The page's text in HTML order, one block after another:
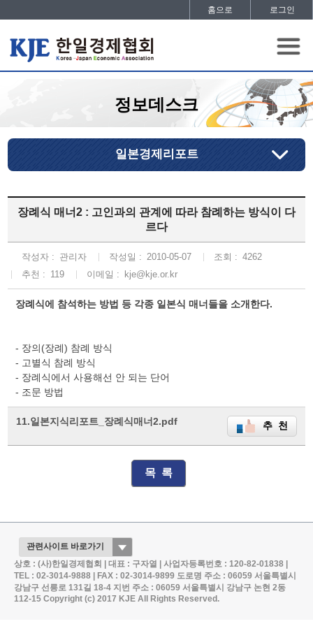
홈으로 로그인
정보데스크
일본경제리포트
장례식 매너2 : 고인과의 관계에 따라 참례하는 방식이 다
르다
작성자 : 관리자 작성일 : 2010-05-07 조회 : 4262
추천 : 119 이메일 : kje@kje.or.kr
장례식에 참석하는 방법 등 각종 일본식 매너들을 소개한다.
- 장의(장례) 참례 방식
- 고별식 참례 방식
- 장례식에서 사용해선 안 되는 단어
- 조문 방법
11.일본지식리포트_장례식매너2.pdf 추 천
목 록
상호 : (사)한일경제협회 | 대표 : 구자열 | 사업자등록번호 : 120-82-01838 |
TEL : 02-3014-9888 | FAX : 02-3014-9899도로명 주소 : 06059 서울특별시
강남구 선릉로 131길 18-4 지번 주소 : 06059 서울특별시 강남구 논현 2동
112-15Copyright (c) 2017 KJE All Rights Reserved.